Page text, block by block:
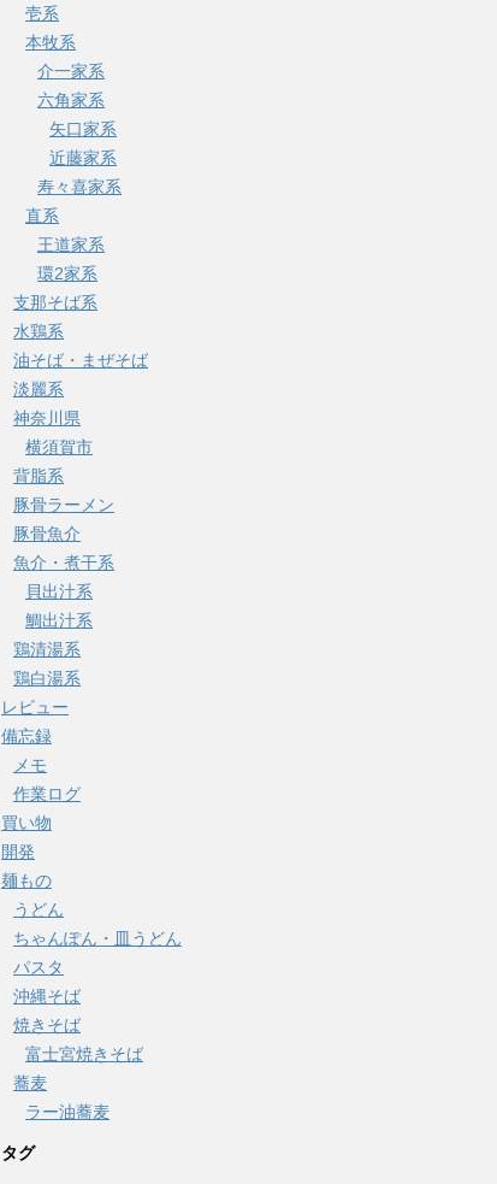
壱系
本牧系
介一家系
六角家系
矢口家系
近藤家系
寿々喜家系
直系
王道家系
環2家系
支那そば系
水鶏系
油そば・まぜそば
淡麗系
神奈川県
横須賀市
背脂系
豚骨ラーメン
豚骨魚介
魚介・煮干系
貝出汁系
鯛出汁系
鶏清湯系
鶏白湯系
レビュー
備忘録
メモ
作業ログ
買い物
開発
麺もの
うどん
ちゃんぽん・皿うどん
パスタ
沖縄そば
焼きそば
富士宮焼きそば
蕎麦
ラー油蕎麦
タグ